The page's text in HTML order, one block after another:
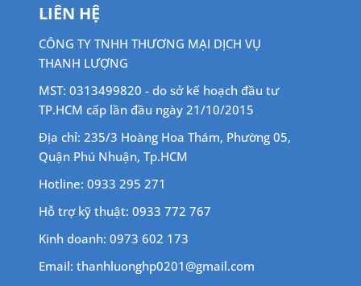
LIÊN HỆ
CÔNG TY TNHH THƯƠNG MẠI DỊCH VỤ
THANH LƯỢNG
MST: 0313499820 - do sở kế hoạch đầu tư
TP.HCM cấp lần đầu ngày 21/10/2015
Địa chỉ: 235/3 Hoàng Hoa Thám, Phường 05,
Quận Phú Nhuận, Tp.HCM
Hotline: 0933 295 271
Hỗ trợ kỹ thuật: 0933 772 767
Kinh doanh: 0973 602 173
Email: thanhluonghp0201@gmail.com